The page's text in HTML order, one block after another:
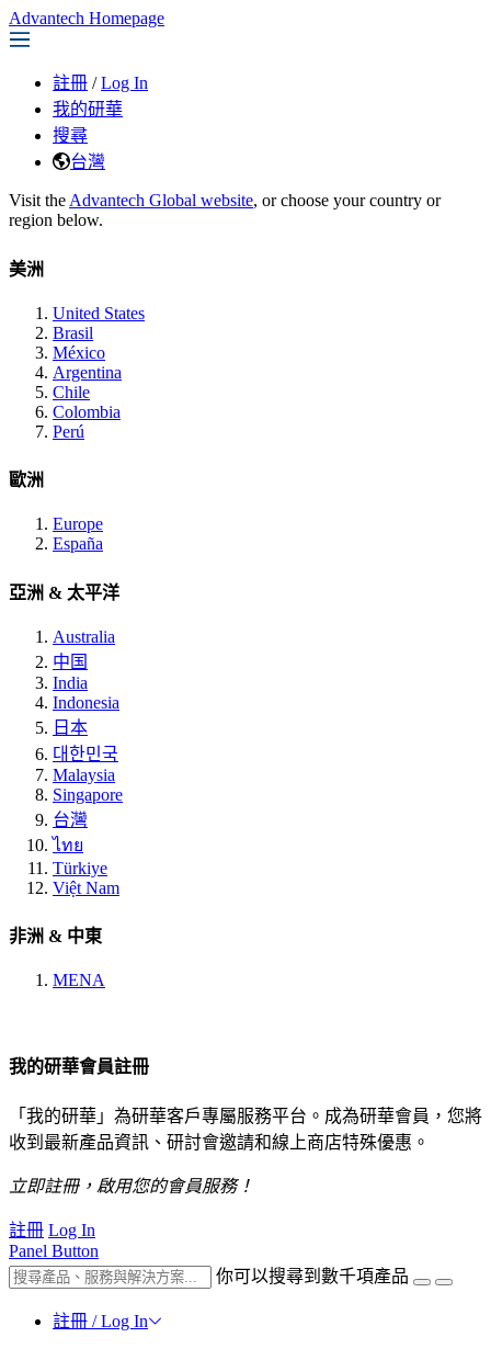
Advantech Homepage
註冊 / Log In
我的研華
搜尋
台灣
Visit the Advantech Global website, or choose your country or
region below.
美洲
United States
Brasil
México
Argentina
Chile
Colombia
Perú
歐洲
Europe
España
亞洲 & 太平洋
Australia
中国
India
Indonesia
日本
대한민국
Malaysia
Singapore
台灣
ไทย
Türkiye
Việt Nam
非洲 & 中東
MENA
我的研華會員註冊
「我的研華」為研華客戶專屬服務平台。成為研華會員，您將
收到最新產品資訊、研討會邀請和線上商店特殊優惠。
立即註冊，啟用您的會員服務！
註冊 Log In
Panel Button
你可以搜尋到數千項產品
註冊 / Log In